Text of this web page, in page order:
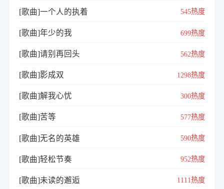
[歌曲]一个人的执着 545热度
[歌曲]年少的我 699热度
[歌曲]请别再回头 562热度
[歌曲]影成双 1298热度
[歌曲]解我心忧 300热度
[歌曲]苦等 577热度
[歌曲]无名的英雄 590热度
[歌曲]轻松节奏 952热度
[歌曲]未读的邂逅 1111热度